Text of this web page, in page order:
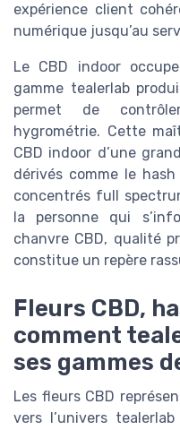
expérience client
numérique jusqu’au
Le CBD indoor
gamme tealerlab
permet de
hygrométrie. Cette
CBD indoor d’une
dérivés comme le
concentrés full
la personne qui
chanvre CBD, qualité
constitue un repère
Fleurs CBD,
comment
ses gammes
Les fleurs CBD
vers l’univers